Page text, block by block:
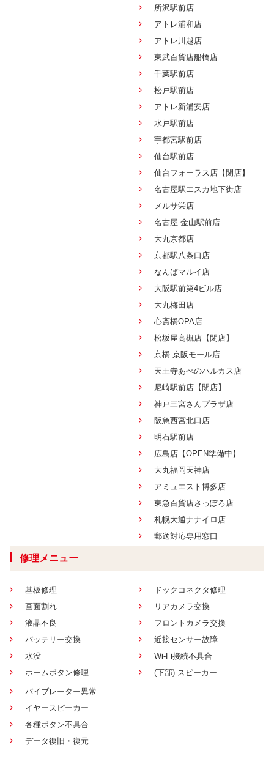
所沢駅前店
アトレ浦和店
アトレ川越店
東武百貨店船橋店
千葉駅前店
松戸駅前店
アトレ新浦安店
水戸駅前店
宇都宮駅前店
仙台駅前店
仙台フォーラス店【閉店】
名古屋駅エスカ地下街店
メルサ栄店
名古屋 金山駅前店
大丸京都店
京都駅八条口店
なんばマルイ店
大阪駅前第4ビル店
大丸梅田店
心斎橋OPA店
松坂屋高槻店【閉店】
京橋 京阪モール店
天王寺あべのハルカス店
尼崎駅前店【閉店】
神戸三宮さんプラザ店
阪急西宮北口店
明石駅前店
広島店【OPEN準備中】
大丸福岡天神店
アミュエスト博多店
東急百貨店さっぽろ店
札幌大通ナナイロ店
郵送対応専用窓口
修理メニュー
基板修理
画面割れ
液晶不良
バッテリー交換
水没
ホームボタン修理
ドックコネクタ修理
リアカメラ交換
フロントカメラ交換
近接センサー故障
Wi-Fi接続不具合
(下部) スピーカー
バイブレーター異常
イヤースピーカー
各種ボタン不具合
データ復旧・復元